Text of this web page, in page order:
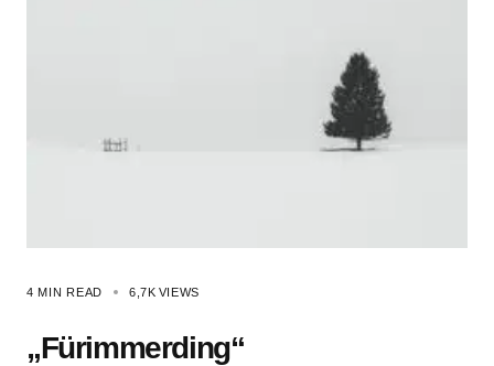
4 MIN READ 6,7K VIEWS
„Fürimmerding“